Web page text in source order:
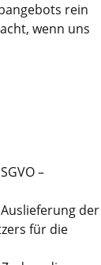
rein
wenn uns
–
der
für die